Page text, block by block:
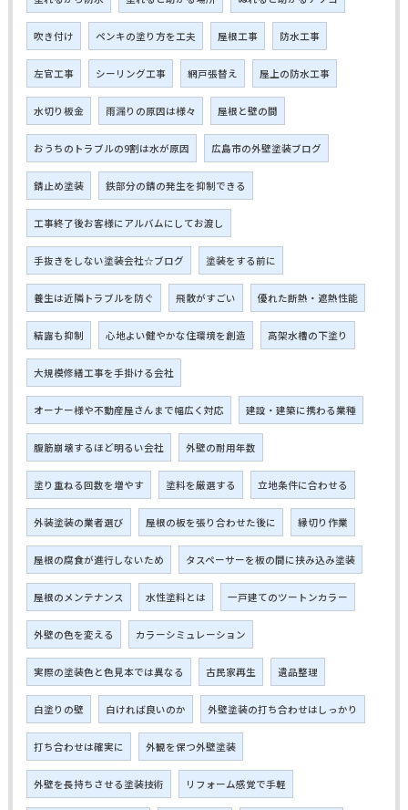
吹き付け ペンキの塗り方を工夫 屋根工事 防水工事
左官工事 シーリング工事 網戸張替え 屋上の防水工事
水切り板金 雨漏りの原因は様々 屋根と壁の間
おうちのトラブルの9割は水が原因 広島市の外壁塗装ブログ
錆止め塗装 鉄部分の錆の発生を抑制できる
工事終了後お客様にアルバムにしてお渡し
手抜きをしない塗装会社☆ブログ 塗装をする前に
養生は近隣トラブルを防ぐ 飛散がすごい 優れた断熱・遮熱性能
結露も抑制 心地よい健やかな住環境を創造 高架水槽の下塗り
大規模修繕工事を手掛ける会社
オーナー様や不動産屋さんまで幅広く対応 建設・建築に携わる業種
腹筋崩壊するほど明るい会社 外壁の耐用年数
塗り重ねる回数を増やす 塗料を厳選する 立地条件に合わせる
外装塗装の業者選び 屋根の板を張り合わせた後に 縁切り作業
屋根の腐食が進行しないため タスペーサーを板の間に挟み込み塗装
屋根のメンテナンス 水性塗料とは 一戸建てのツートンカラー
外壁の色を変える カラーシミュレーション
実際の塗装色と色見本では異なる 古民家再生 遺品整理
白塗りの壁 白ければ良いのか 外壁塗装の打ち合わせはしっかり
打ち合わせは確実に 外観を保つ外壁塗装
外壁を長持ちさせる塗装技術 リフォーム感覚で手軽